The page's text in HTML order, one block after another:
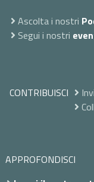
Ascolta i nostri
Segui i nostri
CONTRIBUISCI
APPROFONDISCI